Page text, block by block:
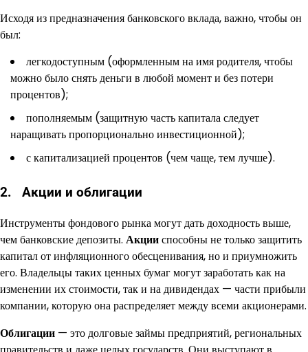
Исходя из предназначения банковского вклада, важно, чтобы он
был:
легкодоступным (оформленным на имя родителя, чтобы
можно было снять деньги в любой момент и без потери
процентов);
пополняемым (защитную часть капитала следует
наращивать пропорционально инвестиционной);
с капитализацией процентов (чем чаще, тем лучше).
2. Акции и облигации
Инструменты фондового рынка могут дать доходность выше,
чем банковские депозиты. Акцииспособны не только защитить
капитал от инфляционного обесценивания, но и приумножить
его. Владельцы таких ценных бумаг могут заработать как на
изменении их стоимости, так и на дивидендах — части прибыли
компании, которую она распределяет между всеми акционерами.
Облигации — это долговые займы предприятий, региональных